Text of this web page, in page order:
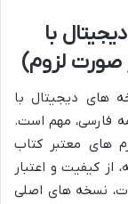
با
صورت لزوم)
های دیجیتال با
فارسی، مهم است.
های معتبر کتاب
کیفیت و اعتبار
نسخه های اصلی